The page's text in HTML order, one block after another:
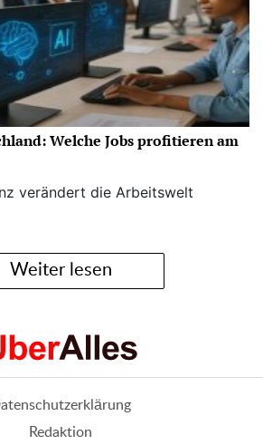
Welche Jobs profitieren am
verändert die Arbeitswelt
Weiter lesen
Redaktion